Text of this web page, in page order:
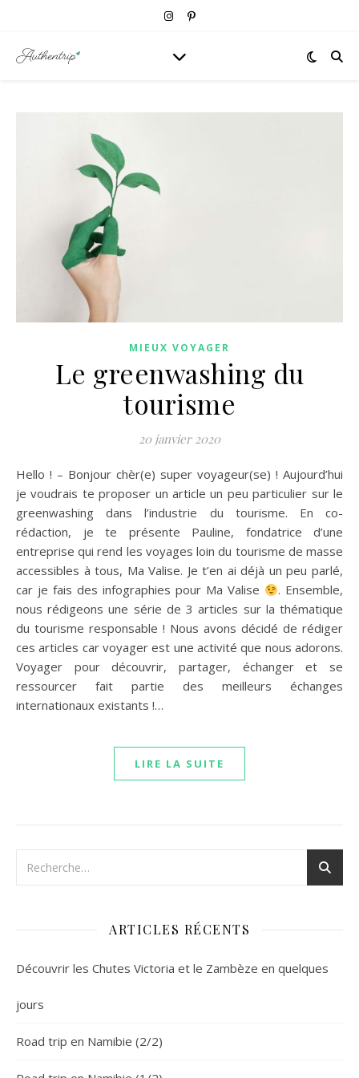
MIEUX VOYAGER
Le greenwashing du
tourisme
20 janvier 2020
Hello ! – Bonjour chèr(e) super voyageur(se) ! Aujourd’hui
je voudrais te proposer un article un peu particulier sur le
greenwashing dans l’industrie du tourisme. En co-
rédaction, je te présente Pauline, fondatrice d’une
entreprise qui rend les voyages loin du tourisme de masse
accessibles à tous, Ma Valise. Je t’en ai déjà un peu parlé,
car je fais des infographies pour Ma Valise
. Ensemble,
nous rédigeons une série de 3 articles sur la thématique
du tourisme responsable ! Nous avons décidé de rédiger
ces articles car voyager est une activité que nous adorons.
Voyager pour découvrir, partager, échanger et se
ressourcer fait partie des meilleurs échanges
internationaux existants !…
LIRE LA SUITE
ARTICLES RÉCENTS
Découvrir les Chutes Victoria et le Zambèze en quelques
jours
Road trip en Namibie (2/2)